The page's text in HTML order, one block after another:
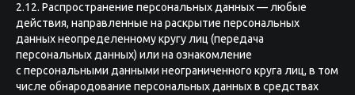
2.12. Распространение персональных данных — любые
действия, направленные на раскрытие персональных
данных неопределенному кругу лиц (передача
персональных данных) или на ознакомление
с персональными данными неограниченного круга лиц, в том
числе обнародование персональных данных в средствах